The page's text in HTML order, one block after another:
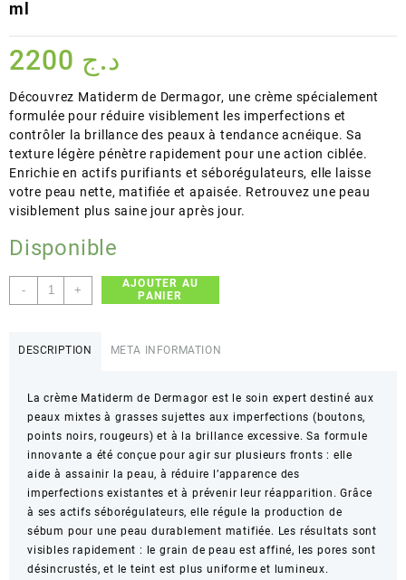
ml
د.ج
Découvrez Matiderm de Dermagor, une crème spécialement
formulée pour réduire visiblement les imperfections et
contrôler la brillance des peaux à tendance acnéique. Sa
texture légère pénètre rapidement pour une action ciblée.
Enrichie en actifs purifiants et séborégulateurs, elle laisse
votre peau nette, matifiée et apaisée. Retrouvez une peau
visiblement plus saine jour après jour.
Disponible
-
quantité
de
Anti-
Imperfections
–
Réduit
imperfections
et
contrôle
brillance
–
40
+
AJOUTER AU
PANIER
DESCRIPTION META INFORMATION
La crème Matiderm de Dermagor est le soin expert destiné aux
peaux mixtes à grasses sujettes aux imperfections (boutons,
points noirs, rougeurs) et à la brillance excessive. Sa formule
innovante a été conçue pour agir sur plusieurs fronts : elle
aide à assainir la peau, à réduire l’apparence des
imperfections existantes et à prévenir leur réapparition. Grâce
à ses actifs séborégulateurs, elle régule la production de
sébum pour une peau durablement matifiée. Les résultats sont
visibles rapidement : le grain de peau est affiné, les pores sont
désincrustés, et le teint est plus uniforme et lumineux.